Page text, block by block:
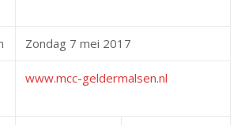
Zondag 7 mei 2017
www.mcc-geldermalsen.nl